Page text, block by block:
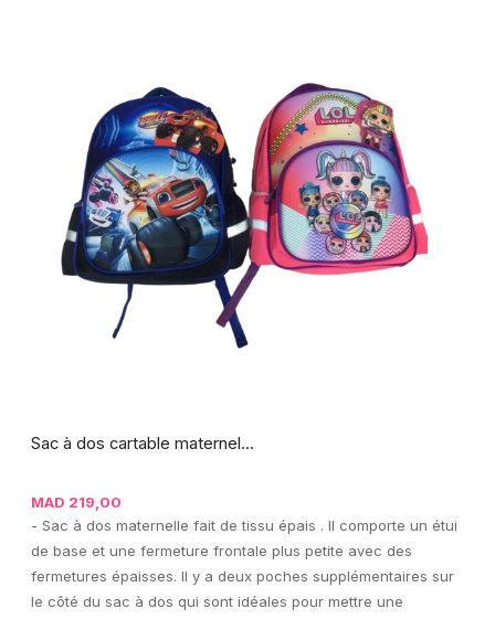
Sac à dos cartable maternel...
MAD 219,00
- Sac à dos maternelle fait de tissu épais . Il comporte un étui
de base et une fermeture frontale plus petite avec des
fermetures épaisses. Il y a deux poches supplémentaires sur
le côté du sac à dos qui sont idéales pour mettre une